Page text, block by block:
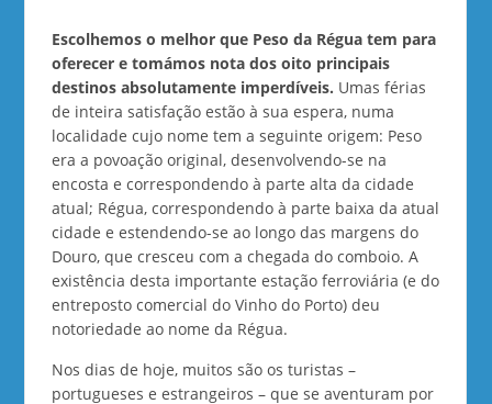
Escolhemos o melhor que Peso da Régua tem para
oferecer e tomámos nota dos oito principais
destinos absolutamente imperdíveis. Umas férias
de inteira satisfação estão à sua espera, numa
localidade cujo nome tem a seguinte origem: Peso
era a povoação original, desenvolvendo-se na
encosta e correspondendo à parte alta da cidade
atual; Régua, correspondendo à parte baixa da atual
cidade e estendendo-se ao longo das margens do
Douro, que cresceu com a chegada do comboio. A
existência desta importante estação ferroviária (e do
entreposto comercial do Vinho do Porto) deu
notoriedade ao nome da Régua.
Nos dias de hoje, muitos são os turistas –
portugueses e estrangeiros – que se aventuram por